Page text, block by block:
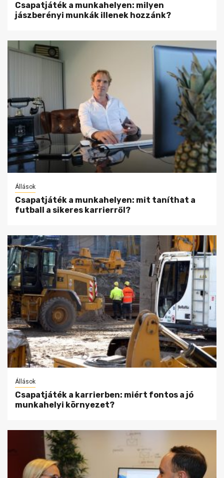
Csapatjáték a munkahelyen: milyen
jászberényi munkák illenek hozzánk?
Állások
Csapatjáték a munkahelyen: mit taníthat a
futball a sikeres karrierről?
Állások
Csapatjáték a karrierben: miért fontos a jó
munkahelyi környezet?